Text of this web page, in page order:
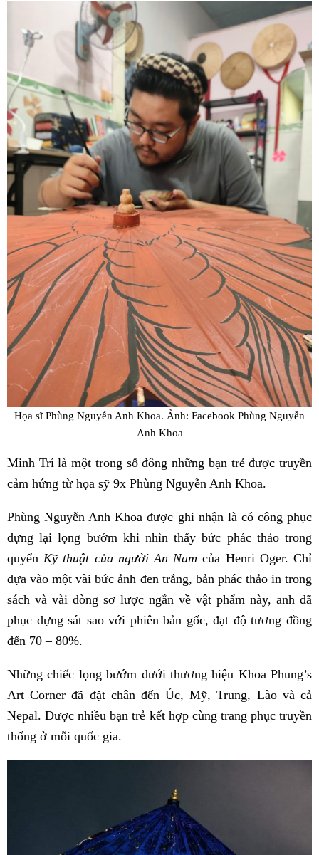
Họa sĩ Phùng Nguyễn Anh Khoa. Ảnh: Facebook Phùng Nguyễn
Anh Khoa
Minh Trí là một trong số đông những bạn trẻ được truyền
cảm hứng từ họa sỹ 9x Phùng Nguyễn Anh Khoa.
Phùng Nguyễn Anh Khoa được ghi nhận là có công phục
dựng lại lọng bướm khi nhìn thấy bức phác thảo trong
quyển Kỹ thuật của người An Nam của Henri Oger. Chỉ
dựa vào một vài bức ảnh đen trắng, bản phác thảo in trong
sách và vài dòng sơ lược ngắn về vật phẩm này, anh đã
phục dựng sát sao với phiên bản gốc, đạt độ tương đồng
đến 70 – 80%.
Những chiếc lọng bướm dưới thương hiệu Khoa Phung’s
Art Corner đã đặt chân đến Úc, Mỹ, Trung, Lào và cả
Nepal. Được nhiều bạn trẻ kết hợp cùng trang phục truyền
thống ở mỗi quốc gia.